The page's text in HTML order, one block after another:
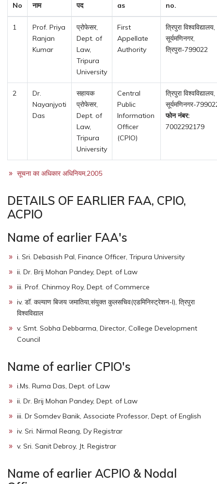
No
नाम
पद
as
no.
1
Prof. Priya
Ranjan
Kumar
प्रोफेसर,
Dept. of
Law,
Tripura
University
First
Appellate
Authority
त्रिपुरा विश्वविद्यालय,
सूर्यमणिनगर,
त्रिपुरा-799022
2
Dr.
Nayanjyoti
Das
सहायक
प्रोफेसर,
Dept. of
Law,
Tripura
University
Central
Public
Information
Officer
(CPIO)
त्रिपुरा विश्वविद्यालय,
सूर्यमणिनगर-
फोन नंबर:
7002292179
सूचना का अधिकार अधिनियम,2005
DETAILS OF EARLIER FAA, CPIO,
ACPIO
Name of earlier FAA's
i. Sri. Debasish Pal, Finance Officer, Tripura University
ii. Dr. Brij Mohan Pandey, Dept. of Law
iii. Prof. Chinmoy Roy, Dept. of Commerce
iv. डॉ. कल्याण बिजय जमातिया,संयुक्त कुलसचिव(एडमिनिस्ट्रेशन-I), त्रिपुरा
विश्वविद्याल
v. Smt. Sobha Debbarma, Director, College Development
Council
Name of earlier CPIO's
i.Ms. Ruma Das, Dept. of Law
ii. Dr. Brij Mohan Pandey, Dept. of Law
iii. Dr Somdev Banik, Associate Professor, Dept. of English
iv. Sri. Nirmal Reang, Dy Registrar
v. Sri. Sanit Debroy, Jt. Registrar
Name of earlier ACPIO & Nodal